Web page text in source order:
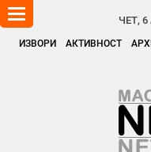
ЧЕТ, 6
ИЗВОРИ АКТИВНОСТ
Toggle
navigation